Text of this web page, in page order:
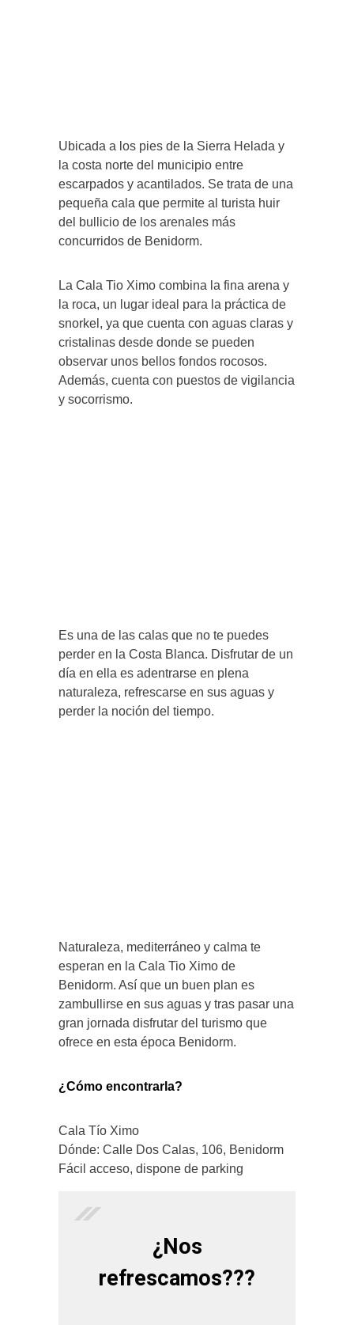
Ubicada a los pies de la Sierra Helada y
la costa norte del municipio entre
escarpados y acantilados. Se trata de una
pequeña cala que permite al turista huir
del bullicio de los arenales más
concurridos de Benidorm.
La Cala Tio Ximo combina la fina arena y
la roca, un lugar ideal para la práctica de
snorkel, ya que cuenta con aguas claras y
cristalinas desde donde se pueden
observar unos bellos fondos rocosos.
Además, cuenta con puestos de vigilancia
y socorrismo.
Es una de las calas que no te puedes
perder en la Costa Blanca. Disfrutar de un
día en ella es adentrarse en plena
naturaleza, refrescarse en sus aguas y
perder la noción del tiempo.
Naturaleza, mediterráneo y calma te
esperan en la Cala Tio Ximo de
Benidorm. Así que un buen plan es
zambullirse en sus aguas y tras pasar una
gran jornada disfrutar del turismo que
ofrece en esta época Benidorm.
¿Cómo encontrarla?
Cala Tío Ximo
Dónde: Calle Dos Calas, 106, Benidorm
Fácil acceso, dispone de parking
¿Nos
refrescamos???